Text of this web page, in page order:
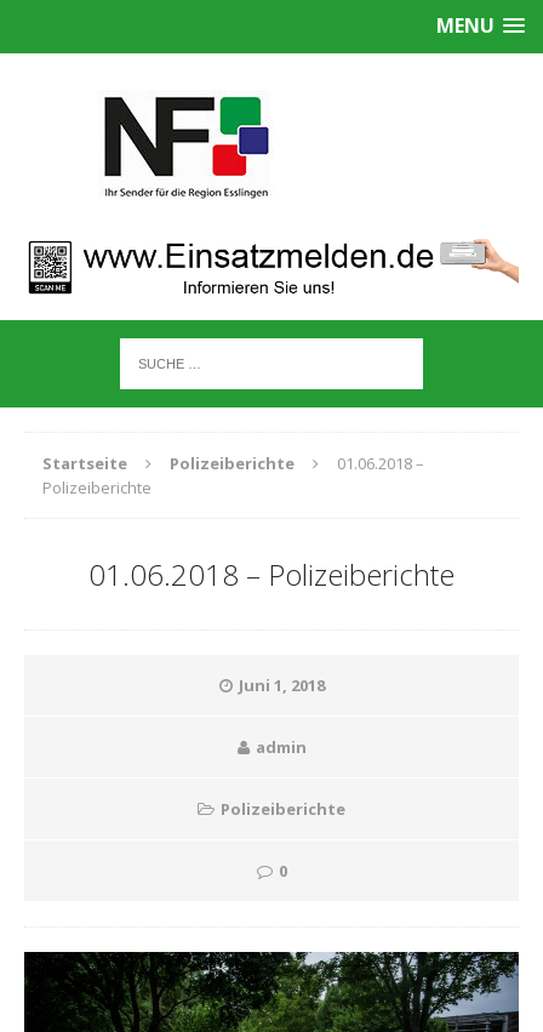
MENU
Startseite Polizeiberichte
01.06.2018 –
Polizeiberichte
01.06.2018 – Polizeiberichte
Juni 1, 2018
admin
Polizeiberichte
0